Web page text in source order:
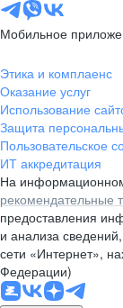
Мобильное
Этика и комплаенс
Оказание услуг
Использование
Защита
Пользовательское
ИТ аккредитация
На
рекомендательные
предоставления
и анализа
сети «Интернет»,
Федерации)